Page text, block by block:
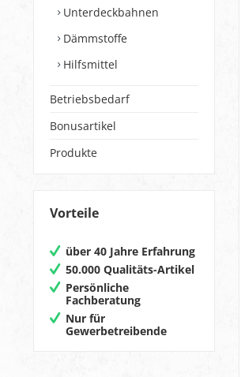
Unterdeckbahnen
Dämmstoffe
Hilfsmittel
Betriebsbedarf
Bonusartikel
Produkte
Vorteile
über 40 Jahre Erfahrung
50.000 Qualitäts-Artikel
Persönliche
Fachberatung
Nur für
Gewerbetreibende